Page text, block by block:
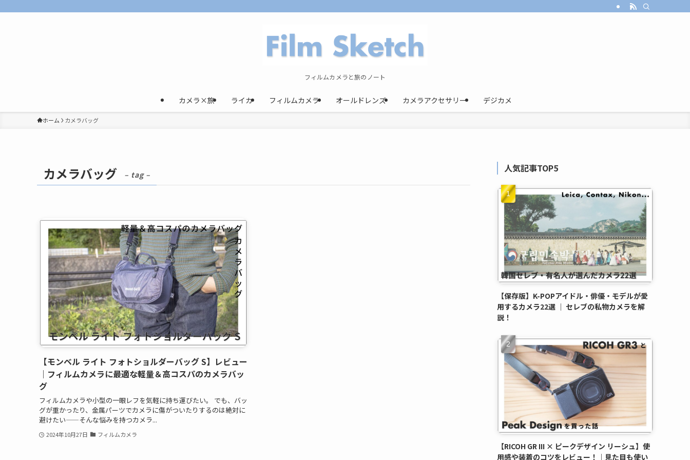
フィルムカメラと旅のノート
カメラ×旅 ライカ フィルムカメラ オールドレンズ カメラアクセサリー デジカメ
ホーム カメラバッグ
カメラバッグ – tag –
【モンベル ライト フォトショルダーバッグ S】レビュー
｜フィルムカメラに最適な軽量＆高コスパのカメラバッ
グ
フィルムカメラや小型の一眼レフを気軽に持ち運びたい。 でも、バッ
グが重かったり、金属パーツでカメラに傷がついたりするのは絶対に
避けたい——そんな悩みを持つカメラ...
2024年10月27日 フィルムカメラ
人気記事TOP5
【保存版】K-POPアイドル・俳優・モデルが愛
用するカメラ22選 ｜ セレブの私物カメラを解
説！
【RICOH GR III × ピークデザイン リーシュ】使
用感や装着のコツをレビュー！｜見た目も使い